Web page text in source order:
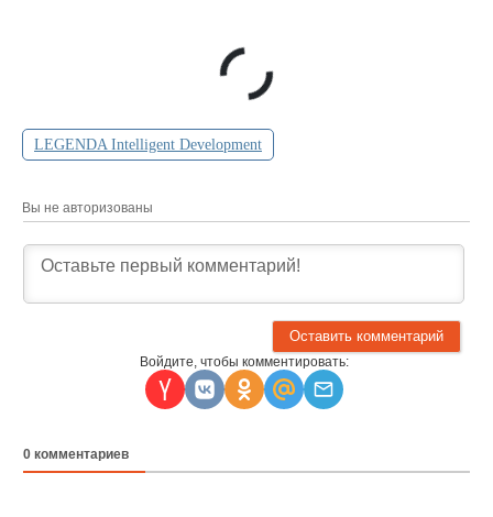
LEGENDA Intelligent Development
Вы не авторизованы
Войдите, чтобы комментировать:
0 комментариев